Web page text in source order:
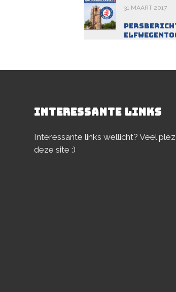
31 MAART 2017
INTERESSANTE LINKS
Interessante links wellicht? Veel
deze site :)